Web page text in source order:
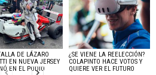
DE LÁZARO
EN NUEVA JERSEY
EN EL PODIO
¿SE VIENE LA REELECCIÓN?
COLAPINTO HACE VOTOS Y
QUIERE VER EL FUTURO